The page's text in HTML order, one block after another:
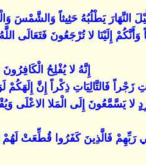
النَّهَارَ يَطْلُبُهُ حَثِيثاً وَالشَّمْسَ
وَأَنَّكُمْ إِلَيْنَا لا تُرْجَعُونَ فَتَعَالَى
إِنَّهُ لا يُفْلِحُ
فَالتَّالِيَاتِ ذِكْراً إِنَّ إِلَهَكُمْ
يَسَّمَّعُونَ إِلَى الْمَلا
فَالَّذِينَ كَفَرُوا قُطِّعَتْ